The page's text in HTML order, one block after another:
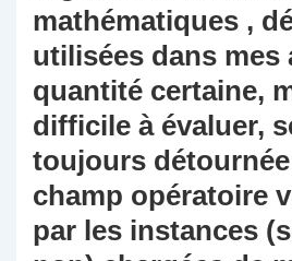
mathématiques ,
utilisées dans mes
quantité certaine,
difficile à évaluer,
toujours
champ opératoire
par les instances